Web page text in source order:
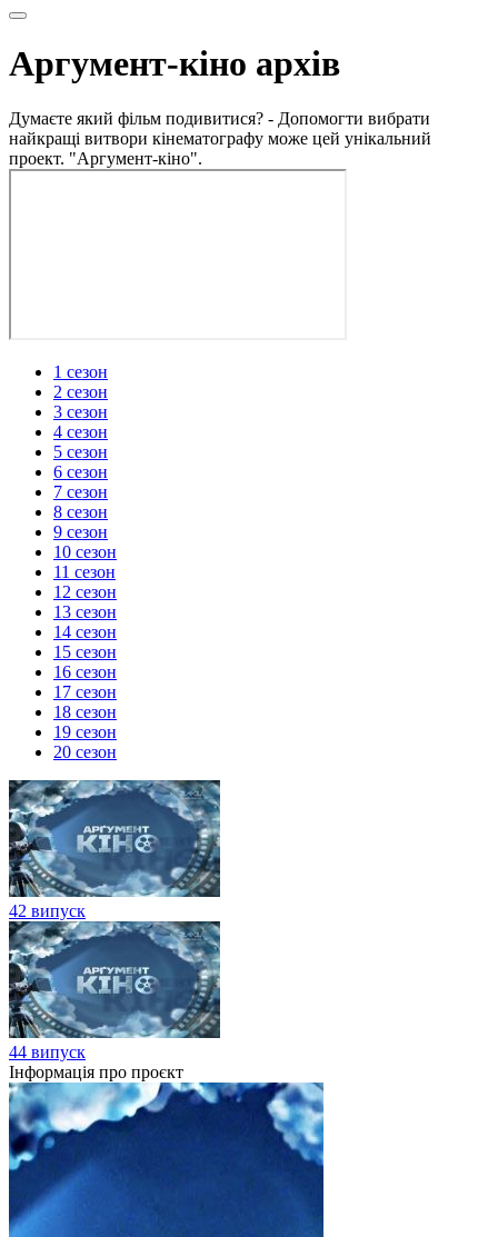
Аргумент-кіно архів
Думаєте який фільм подивитися? - Допомогти вибрати
найкращі витвори кінематографу може цей унікальний
проект. "Аргумент-кіно".
1 сезон
2 сезон
3 сезон
4 сезон
5 сезон
6 сезон
7 сезон
8 сезон
9 сезон
10 сезон
11 сезон
12 сезон
13 сезон
14 сезон
15 сезон
16 сезон
17 сезон
18 сезон
19 сезон
20 сезон
42 випуск
44 випуск
Інформація про проєкт